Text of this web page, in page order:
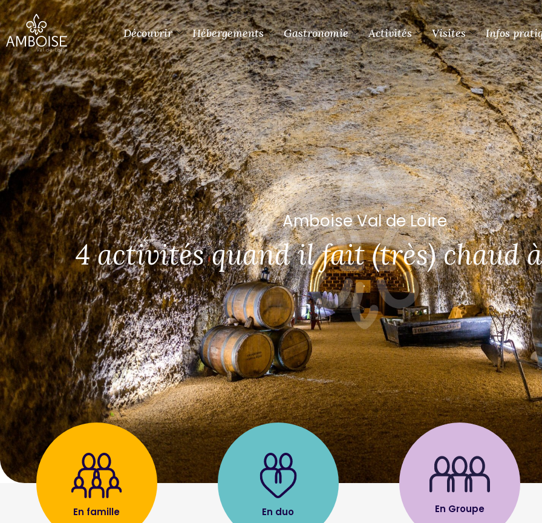
Découvrir Hébergements Gastronomie Activités Visites Infos
Amboise Val de Loire
10 activités incontournables à